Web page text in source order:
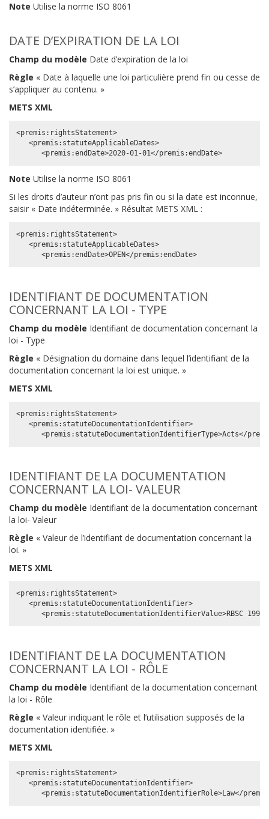
Note Utilise la norme ISO 8061
DATE D’EXPIRATION DE LA LOI
Champ du modèle Date d’expiration de la loi
Règle « Date à laquelle une loi particulière prend fin ou cesse de
s’appliquer au contenu. »
METS XML
<premis:rightsStatement>
   <premis:statuteApplicableDates>
Note Utilise la norme ISO 8061
Si les droits d’auteur n’ont pas pris fin ou si la date est inconnue,
saisir « Date indéterminée. » Résultat METS XML :
<premis:rightsStatement>
   <premis:statuteApplicableDates>
IDENTIFIANT DE DOCUMENTATION
CONCERNANT LA LOI - TYPE
Champ du modèle Identifiant de documentation concernant la
loi - Type
Règle « Désignation du domaine dans lequel l’identifiant de la
documentation concernant la loi est unique. »
METS XML
<premis:rightsStatement>
   <premis:statuteDocumentationIdentifier>
IDENTIFIANT DE LA DOCUMENTATION
CONCERNANT LA LOI- VALEUR
Champ du modèle Identifiant de la documentation concernant
la loi- Valeur
Règle « Valeur de l’identifiant de documentation concernant la
loi. »
METS XML
<premis:rightsStatement>
   <premis:statuteDocumentationIdentifier>
IDENTIFIANT DE LA DOCUMENTATION
CONCERNANT LA LOI - RÔLE
Champ du modèle Identifiant de la documentation concernant
la loi - Rôle
Règle « Valeur indiquant le rôle et l’utilisation supposés de la
documentation identifiée. »
METS XML
<premis:rightsStatement>
   <premis:statuteDocumentationIdentifier>